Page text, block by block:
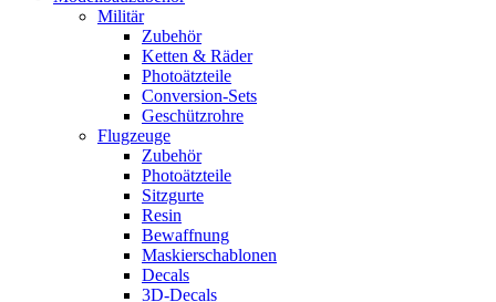
Militär
Zubehör
Ketten & Räder
Photoätzteile
Conversion-Sets
Geschützrohre
Flugzeuge
Zubehör
Photoätzteile
Sitzgurte
Resin
Bewaffnung
Maskierschablonen
Decals
3D-Decals